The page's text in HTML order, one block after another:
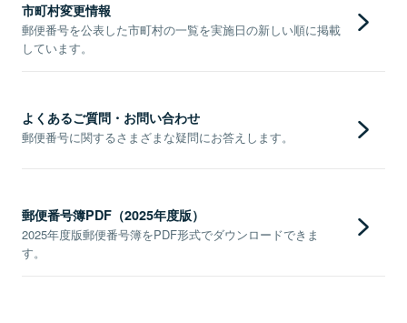
市町村変更情報
郵便番号を公表した市町村の一覧を実施日の新しい順に掲載
しています。
よくあるご質問・お問い合わせ
郵便番号に関するさまざまな疑問にお答えします。
郵便番号簿PDF（2025年度版）
2025年度版郵便番号簿をPDF形式でダウンロードできま
す。